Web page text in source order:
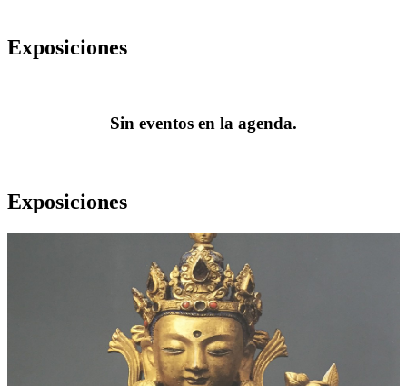
Exposiciones
Sin eventos en la agenda.
Exposiciones